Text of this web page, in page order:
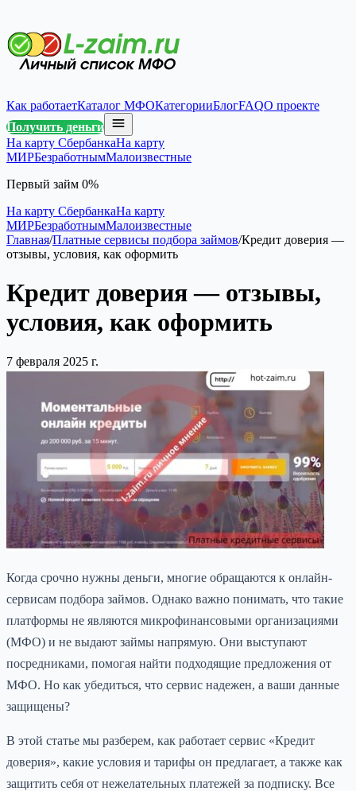
Как работаетКаталог МФОКатегорииБлогFAQО проекте
Получить деньги
На карту СбербанкаНа карту
МИРБезработнымМалоизвестные
Первый займ 0%
На карту СбербанкаНа карту
МИРБезработнымМалоизвестные
Главная/Платные сервисы подбора займов/Кредит доверия —
отзывы, условия, как оформить
Кредит доверия — отзывы,
условия, как оформить
7 февраля 2025 г.
Когда срочно нужны деньги, многие обращаются к онлайн-
сервисам подбора займов. Однако важно понимать, что такие
платформы не являются микрофинансовыми организациями
(МФО) и не выдают займы напрямую. Они выступают
посредниками, помогая найти подходящие предложения от
МФО. Но как убедиться, что сервис надежен, а ваши данные
защищены?
В этой статье мы разберем, как работает сервис «Кредит
доверия», какие условия и тарифы он предлагает, а также как
защитить себя от нежелательных платежей за подписку. Все